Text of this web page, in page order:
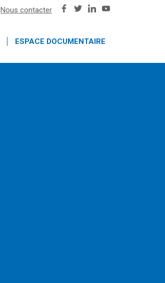
Nous contacter
ESPACE DOCUMENTAIRE